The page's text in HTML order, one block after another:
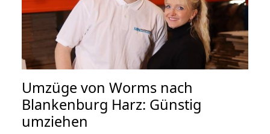
Umzüge von Worms nach
Blankenburg Harz: Günstig
umziehen